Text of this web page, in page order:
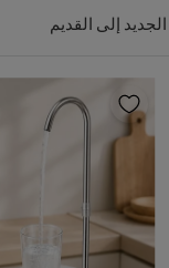
إلى القديم